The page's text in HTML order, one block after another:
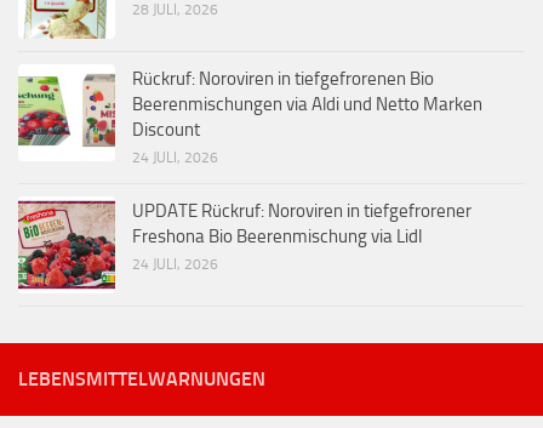
28 JULI, 2026
Rückruf: Noroviren in tiefgefrorenen Bio
Beerenmischungen via Aldi und Netto Marken
Discount
24 JULI, 2026
UPDATE Rückruf: Noroviren in tiefgefrorener
Freshona Bio Beerenmischung via Lidl
24 JULI, 2026
LEBENSMITTELWARNUNGEN